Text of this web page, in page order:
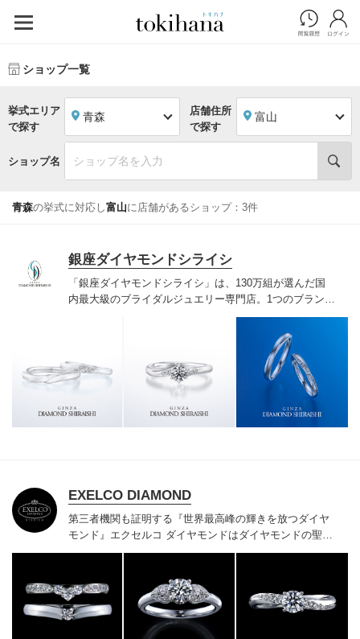
ショップ一覧
挙式エリア
で探す
青森
店舗住所
で探す
富山
ショップ名
青森の挙式に対応し富山に店舗があるショップ：3件
銀座ダイヤモンドシライシ
「銀座ダイヤモンドシライシ」は、130万組が選んだ国
内最大級のブライダルジュエリー専門店。1つのブランド
では国内最大級の700種類以上の豊富なデザインを取り
揃え、ふたりの「似合う」と「好き」を同時に叶えた満
足の選択ができる指輪をご提案しています。多くのお客
様にご満足いただけている、一生身に着けるための指輪
のクオリティや購入後のアフターサービスをぜひ一度店
頭でお確かめください。
EXELCO DIAMOND
第三者機関も証明する『世界最高峰の輝きを放つダイヤ
モンド』 エクセルコ ダイヤモンドはダイヤモンドの聖地
ベルギー発祥で200年以上の歴史がある真のカッターズ
門店としてリングのデザインや品質にもこだわっていま
す。おふたりに本物の輝きを一生身に着けていただきた
い想いで「ヴァージン・ダイヤモンド」「ハードプラチ
ナ」「保証内容」にこだわっています。